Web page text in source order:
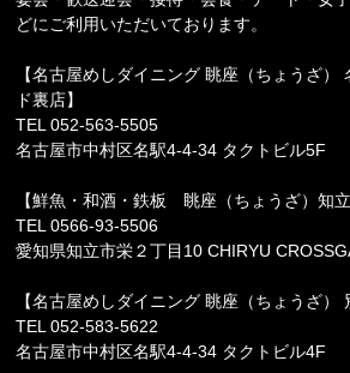
どにご利用いただいております。
【名古屋めしダイニング 眺座（ちょうざ）
ド裏店】
TEL 052-563-5505
名古屋市中村区名駅4-4-34 タクトビル5F
【鮮魚・和酒・鉄板 眺座（ちょうざ）知立
TEL 0566-93-5506
愛知県知立市栄２丁目10 CHIRYU
【名古屋めしダイニング 眺座（ちょうざ）
TEL 052-583-5622
名古屋市中村区名駅4-4-34 タクトビル4F